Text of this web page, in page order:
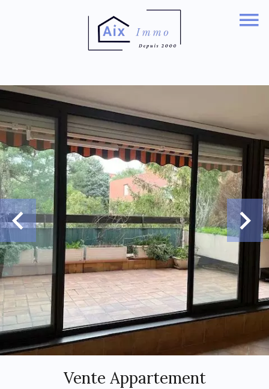
Vente Appartement